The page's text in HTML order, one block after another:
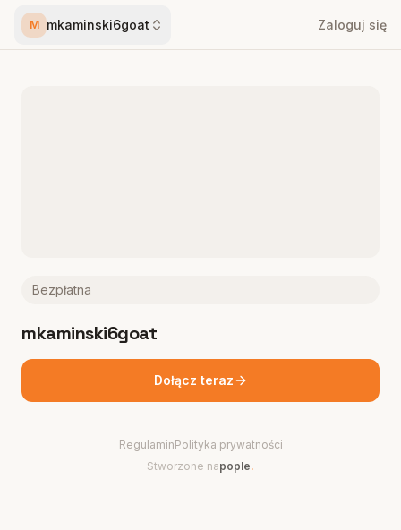
M mkaminski6goat Zaloguj się
Bezpłatna
mkaminski6goat
Dołącz teraz
RegulaminPolityka prywatności
Stworzone napople.